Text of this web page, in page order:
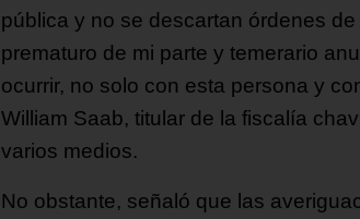
pública y no se descartan órdenes
prematuro de mi parte y temerario
ocurrir, no solo con esta persona y
William Saab, titular de la fiscalía
varios medios.
No obstante, señaló que las